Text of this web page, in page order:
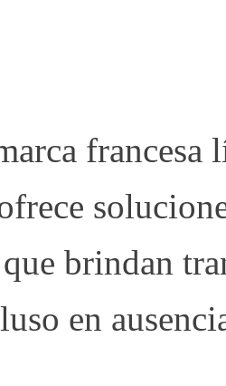
francesa
brindan
en